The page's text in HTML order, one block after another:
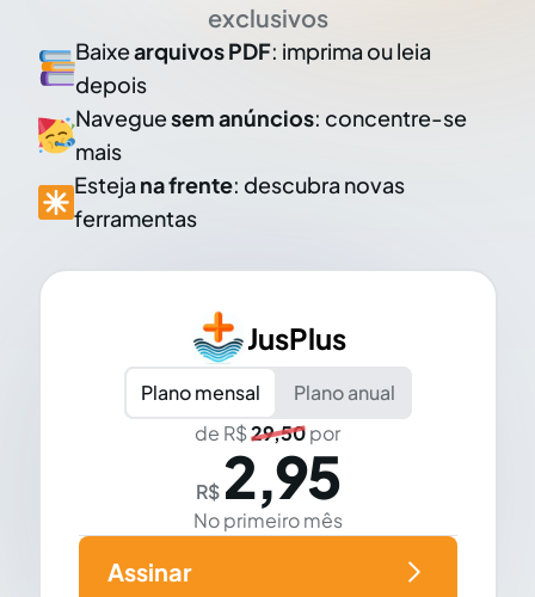
exclusivos
Baixearquivos PDF: imprima ou leia
depois
Naveguesem anúncios: concentre-se
mais
Esteja na frente: descubra novas
ferramentas
JusPlus
Plano mensal
Plano anual
de R$29,50por
R$ 2,95
No primeiro mês
Assinar